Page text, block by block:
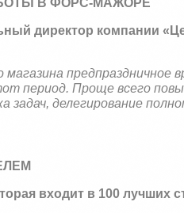
В ФОРС-МАЖОРЕ
директор компании
предпраздничное
период. Проще всего
делегирование
входит в 100 лучших